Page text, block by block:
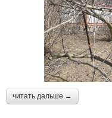
читать дальше →